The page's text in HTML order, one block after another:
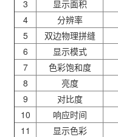
3
显示面积
4
分辨率
5
双边物理拼缝
6
显示模式
7
色彩饱和度
8
亮度
9
对比度
10
响应时间
11
显示色彩